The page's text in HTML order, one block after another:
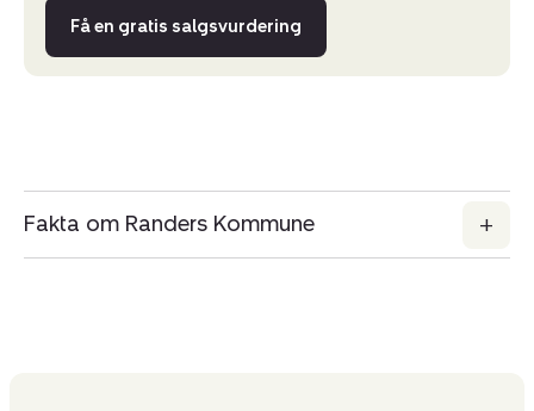
Få en gratis salgsvurdering
Fakta om Randers Kommune